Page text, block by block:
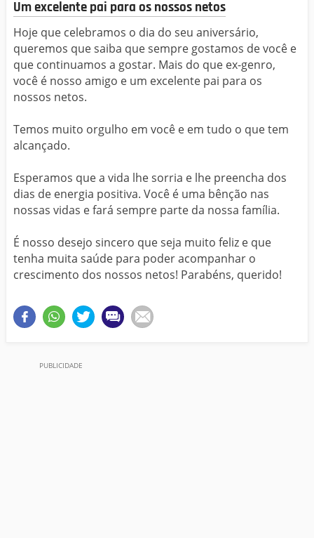
Um excelente pai para os nossos netos
Hoje que celebramos o dia do seu aniversário,
queremos que saiba que sempre gostamos de você e
que continuamos a gostar. Mais do que ex-genro,
você é nosso amigo e um excelente pai para os
nossos netos.
Temos muito orgulho em você e em tudo o que tem
alcançado.
Esperamos que a vida lhe sorria e lhe preencha dos
dias de energia positiva. Você é uma bênção nas
nossas vidas e fará sempre parte da nossa família.
É nosso desejo sincero que seja muito feliz e que
tenha muita saúde para poder acompanhar o
crescimento dos nossos netos! Parabéns, querido!